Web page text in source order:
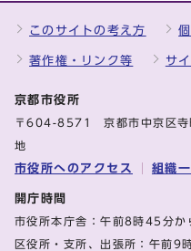
このサイトの考え方
著作権・リンク等 サ
京都市役所
〒604-8571 京都市中京区寺
地
市役所へのアクセス 組織
開庁時間
市役所本庁舎：午前8時45分
区役所・支所、出張所：午前